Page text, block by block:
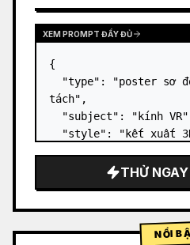
XEM PROMPT ĐẦY ĐỦ
{
"type": "poster sơ
tách",
"subject": "kính
"style": "kết xuất
phát sáng",
"background":
default=\"gradient tím
nhẹ\"…
THỬ NGAY
NỔI